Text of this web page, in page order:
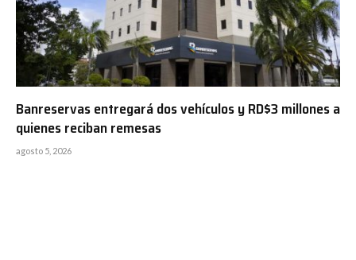
Banreservas entregará dos vehículos y RD$3 millones a
quienes reciban remesas
agosto 5, 2026